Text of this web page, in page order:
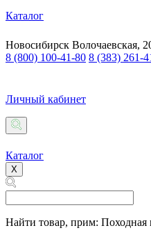
Каталог
Новосибирск Волочаевская,
8 (800) 100-41-80 8 (383) 261-
Личный кабинет
Каталог
X
Найти товар, прим: Походная